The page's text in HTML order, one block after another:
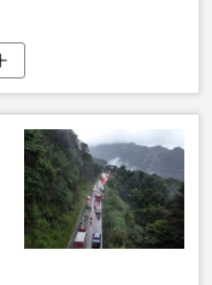
tin